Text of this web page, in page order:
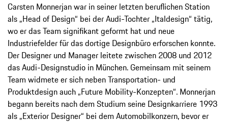
Carsten Monnerjan war in seiner letzten beruflichen Station
als „Head of Design“ bei der Audi-Tochter „Italdesign“ tätig,
wo er das Team signifikant geformt hat und neue
Industriefelder für das dortige Designbüro erforschen konnte.
Der Designer und Manager leitete zwischen 2008 und 2012
das Audi-Designstudio in München. Gemeinsam mit seinem
Team widmete er sich neben Transportation- und
Produktdesign auch „Future Mobility-Konzepten“. Monnerjan
begann bereits nach dem Studium seine Designkarriere 1993
als „Exterior Designer“ bei dem Automobilkonzern, bevor er